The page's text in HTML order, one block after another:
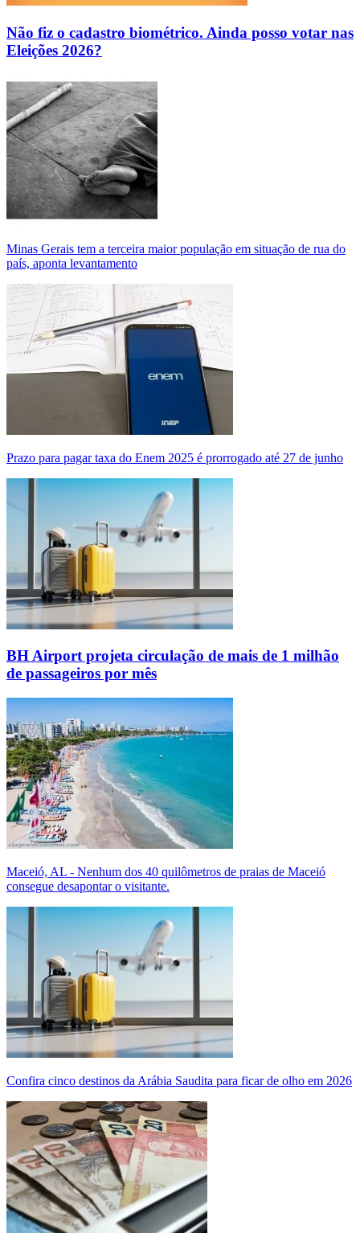
Não fiz o cadastro biométrico. Ainda posso votar nas
Eleições 2026?
Minas Gerais tem a terceira maior população em situação de rua do
país, aponta levantamento
Prazo para pagar taxa do Enem 2025 é prorrogado até 27 de junho
BH Airport projeta circulação de mais de 1 milhão
de passageiros por mês
Maceió, AL - Nenhum dos 40 quilômetros de praias de Maceió
consegue desapontar o visitante.
Confira cinco destinos da Arábia Saudita para ficar de olho em 2026